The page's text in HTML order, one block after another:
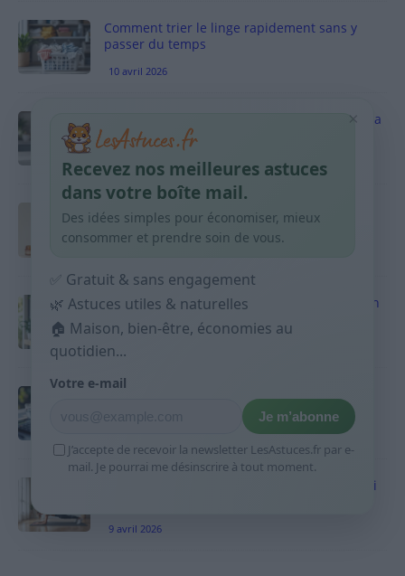
Comment trier le linge rapidement sans y
passer du temps
10 avril 2026
Vinaigre blanc et four est-ce efficace contre la
graisse
10 avril 2026
Taches pigmentaires : routine simple +
habitudes qui aident
Produits ménagers : comment économiser en
9 avril 2026
Budget mensuel : méthode rapide pour
répartir son salaire dès le jour de paie
Sport 10 minutes par jour est-ce utile et quoi
9 avril 2026
×
Recevez nos meilleures astuces
dans votre boîte mail.
Des idées simples pour économiser, mieux
consommer et prendre soin de vous.
✅ Gratuit & sans engagement
🌿 Astuces utiles & naturelles
🏠 Maison, bien-être, économies au
quotidien...
Votre e-mail
Je m’abonne
J’accepte de recevoir la newsletter LesAstuces.fr par e-
mail. Je pourrai me désinscrire à tout moment.